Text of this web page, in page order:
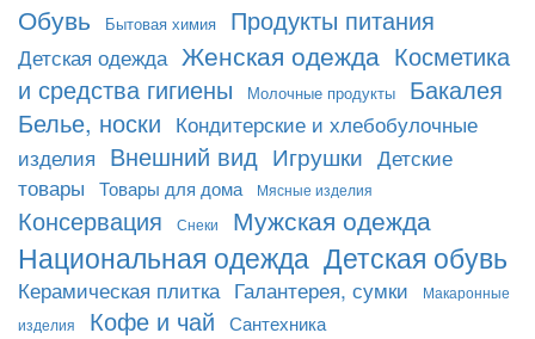
Обувь Бытовая химия Продукты питания
Детская одежда Женская одежда Косметика
и средства гигиены
Молочные продукты
Бакалея
Белье, носки Кондитерские и хлебобулочные
изделия Внешний вид Игрушки Детские
товары
Товары для дома Мясные изделия
Консервация Снеки Мужская одежда
Национальная одежда Детская обувь
Керамическая плитка Галантерея, сумки
Макаронные
изделия
Кофе и чай Сантехника